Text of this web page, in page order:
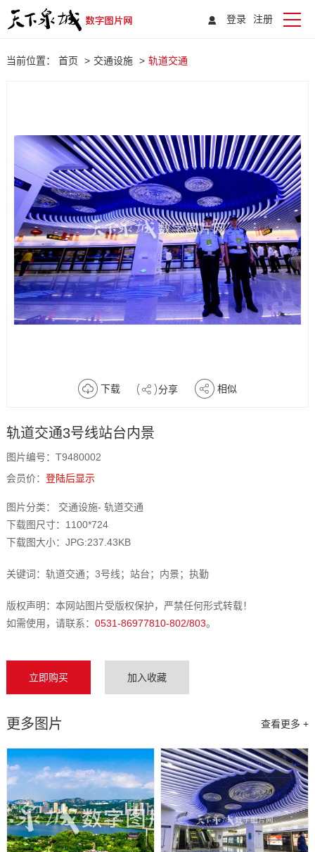
登录 注册
当前位置： 首页 > 交通设施 > 轨道交通
下载 分享 相似
轨道交通3号线站台内景
图片编号：T9480002
会员价： 登陆后显示
图片分类： 交通设施- 轨道交通
下载图尺寸：1100*724
下载图大小：JPG:237.43KB
关键词：轨道交通；3号线；站台；内景；执勤
版权声明：本网站图片受版权保护，严禁任何形式转载！
如需使用，请联系： 0531-86977810-802/803。
立即购买 加入收藏
查看更多 +
更多图片